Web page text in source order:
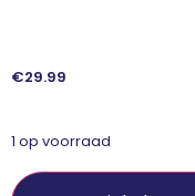
€29.99
1 op voorraad